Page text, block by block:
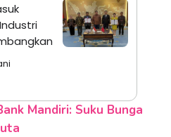
Mandiri: Suku Bunga